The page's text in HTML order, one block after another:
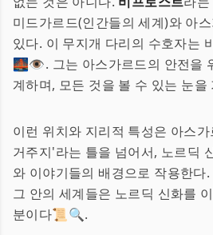
미드가르드(인간들의 세계)와 아
있다. 이 무지개 다리의 수호자는
🌉👁️. 그는 아스가르드의 안전을
계하며, 모든 것을 볼 수 있는 눈을
이런 위치와 지리적 특성은 아스
거주지'라는 틀을 넘어서, 노르딕
와 이야기들의 배경으로 작용한다
그 안의 세계들은 노르딕 신화를
분이다📜🔍.